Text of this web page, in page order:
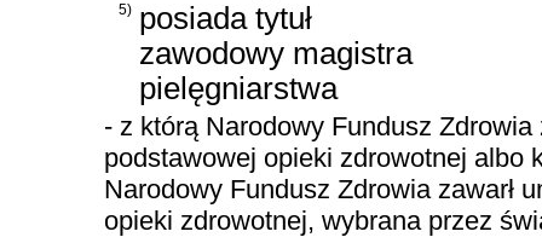
5) posiada tytuł
zawodowy magistra
pielęgniarstwa
- z którą Narodowy Fundusz
podstawowej opieki zdrowotnej albo
Narodowy Fundusz Zdrowia zawarł
opieki zdrowotnej, wybrana przez